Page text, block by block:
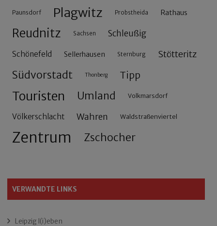
Paunsdorf Plagwitz Probstheida Rathaus
Reudnitz Sachsen Schleußig
Schönefeld Sellerhausen Sternburg Stötteritz
Südvorstadt Thonberg Tipp
Touristen Umland Volkmarsdorf
Völkerschlacht Wahren Waldstraßenviertel
Zentrum Zschocher
VERWANDTE LINKS
Leipzig l(i)eben